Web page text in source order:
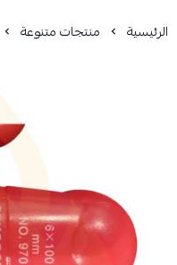
الرئيسية منتجات متنوعة